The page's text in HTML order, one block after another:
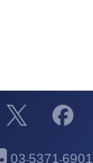
03-5371-6901